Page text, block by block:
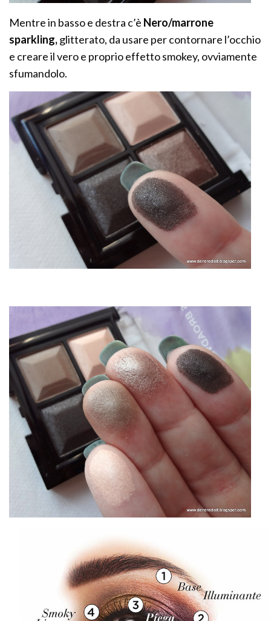
Mentre in basso e destra c’è Nero/marrone
sparkling,glitterato, da usare per contornare l’occhio
e creare il vero e proprio effetto smokey, ovviamente
sfumandolo.